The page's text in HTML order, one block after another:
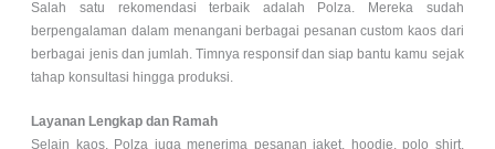
Salah satu rekomendasi terbaik adalah Polza. Mereka sudah
berpengalaman dalam menangani berbagai pesanan custom kaos dari
berbagai jenis dan jumlah. Timnya responsif dan siap bantu kamu sejak
tahap konsultasi hingga produksi.
Layanan Lengkap dan Ramah
Selain kaos, Polza juga menerima pesanan jaket, hoodie, polo shirt,